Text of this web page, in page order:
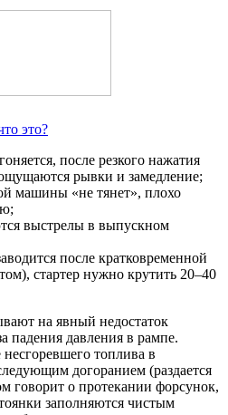
это?
после резкого нажатия
рывки и замедление;
машины «не тянет», плохо
выстрелы в выпускном
после кратковременной
стартер нужно крутить 20–40
на явный недостаток
падения давления в рампе.
топлива в
догоранием (раздается
говорит о протекании форсунок,
заполняются чистым